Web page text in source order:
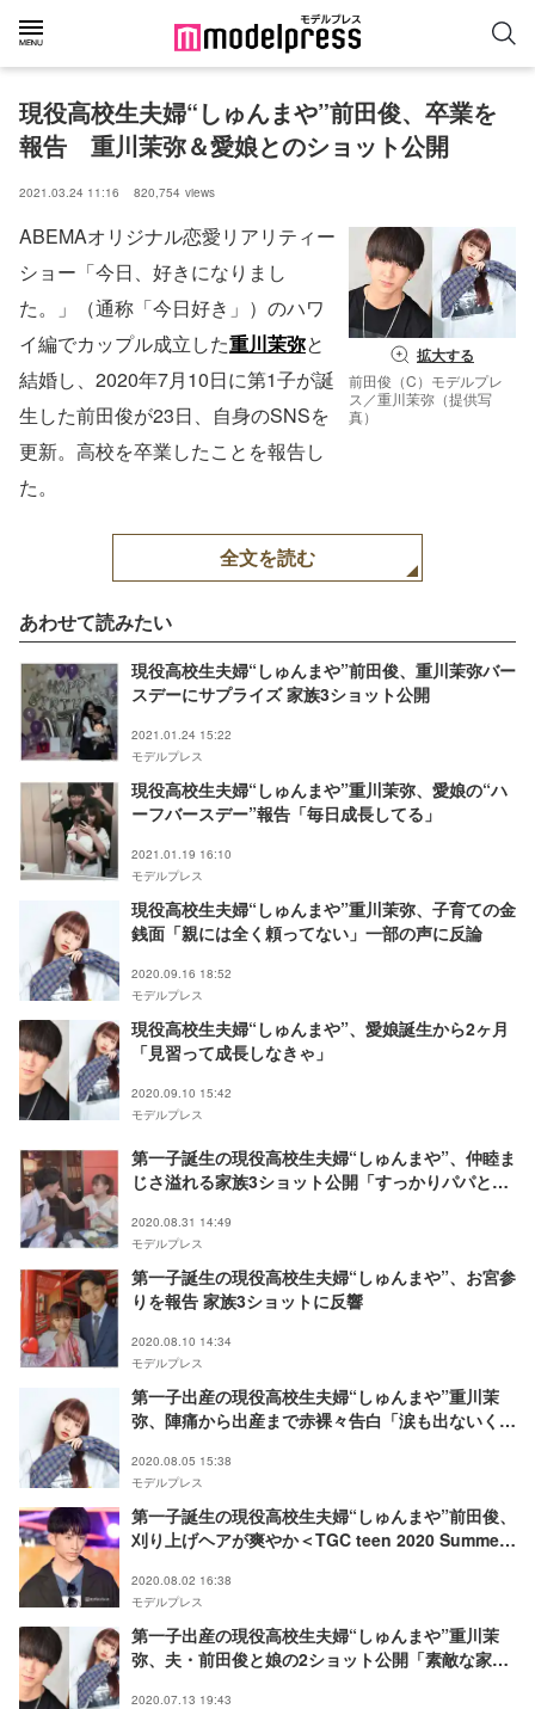
現役高校生夫婦“しゅんまや”前田俊、卒業を
報告　重川茉弥＆愛娘とのショット公開
2021.03.24 11:16 820,754 views
拡大する
前田俊（C）モデルプレ
ス／重川茉弥（提供写
真）
ABEMAオリジナル恋愛リアリティー
ショー「今日、好きになりまし
た。」（通称「今日好き」）のハワ
イ編でカップル成立した重川茉弥と
結婚し、2020年7月10日に第1子が誕
生した前田俊が23日、自身のSNSを
更新。高校を卒業したことを報告し
た。
全文を読む
あわせて読みたい
現役高校生夫婦“しゅんまや”前田俊、重川茉弥バー
スデーにサプライズ 家族3ショット公開
2021.01.24 15:22
モデルプレス
現役高校生夫婦“しゅんまや”重川茉弥、愛娘の“ハ
ーフバースデー”報告「毎日成長してる」
2021.01.19 16:10
モデルプレス
現役高校生夫婦“しゅんまや”重川茉弥、子育ての金
銭面「親には全く頼ってない」一部の声に反論
2020.09.16 18:52
モデルプレス
現役高校生夫婦“しゅんまや”、愛娘誕生から2ヶ月
「見習って成長しなきゃ」
2020.09.10 15:42
モデルプレス
第一子誕生の現役高校生夫婦“しゅんまや”、仲睦ま
じさ溢れる家族3ショット公開「すっかりパパとマ
2020.08.31 14:49
モデルプレス
第一子誕生の現役高校生夫婦“しゅんまや”、お宮参
りを報告 家族3ショットに反響
2020.08.10 14:34
モデルプレス
第一子出産の現役高校生夫婦“しゅんまや”重川茉
弥、陣痛から出産まで赤裸々告白「涙も出ないくら
2020.08.05 15:38
モデルプレス
第一子誕生の現役高校生夫婦“しゅんまや”前田俊、
刈り上げヘアが爽やか＜TGC teen 2020 Summer
2020.08.02 16:38
モデルプレス
第一子出産の現役高校生夫婦“しゅんまや”重川茉
弥、夫・前田俊と娘の2ショット公開「素敵な家族
2020.07.13 19:43